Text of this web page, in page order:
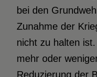
bei den
Zunahme der
nicht zu halten
mehr oder
Reduzierung der